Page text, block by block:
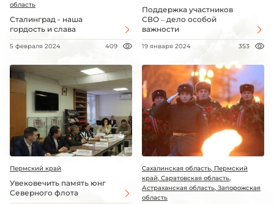
область
Сталинград - наша
гордость и слава
5 февраля 2024 409
Поддержка участников
СВО – дело особой
важности
19 января 2024 353
Пермский край
Увековечить память юнг
Северного флота
Сахалинская область, Пермский
край, Саратовская область,
Астраханская область, Запорожская
область